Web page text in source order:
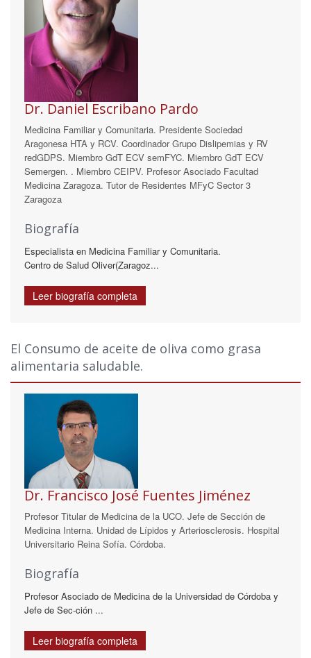
Dr. Daniel Escribano Pardo
Medicina Familiar y Comunitaria. Presidente Sociedad
Aragonesa HTA y RCV. Coordinador Grupo Dislipemias y RV
redGDPS. Miembro GdT ECV semFYC. Miembro GdT ECV
Semergen. . Miembro CEIPV. Profesor Asociado Facultad
Medicina Zaragoza. Tutor de Residentes MFyC Sector 3
Zaragoza
Biografía
Especialista en Medicina Familiar y Comunitaria.
Centro de Salud Oliver(Zaragoz...
Leer biografía completa
El Consumo de aceite de oliva como grasa
alimentaria saludable.
Dr. Francisco José Fuentes Jiménez
Profesor Titular de Medicina de la UCO. Jefe de Sección de
Medicina Interna. Unidad de Lípidos y Arteriosclerosis. Hospital
Universitario Reina Sofía. Córdoba.
Biografía
Profesor Asociado de Medicina de la Universidad de Córdoba y
Jefe de Sec-ción ...
Leer biografía completa